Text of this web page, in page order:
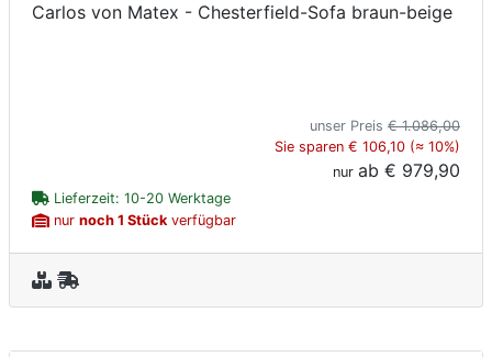
Carlos von Matex - Chesterfield-Sofa braun-beige
unser Preis € 1.086,00
Sie sparen € 106,10 (≈ 10%)
nur ab € 979,90
Lieferzeit: 10-20 Werktage
nur noch 1 Stückverfügbar